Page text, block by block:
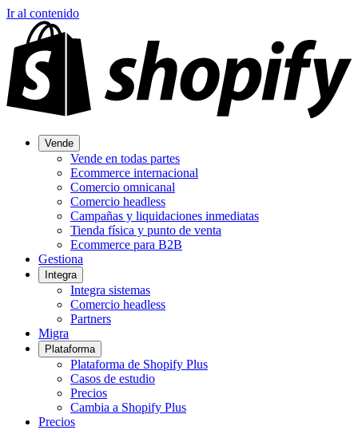
Ir al contenido
Vende
Vende en todas partes
Ecommerce internacional
Comercio omnicanal
Comercio headless
Campañas y liquidaciones inmediatas
Tienda física y punto de venta
Ecommerce para B2B
Gestiona
Integra
Integra sistemas
Comercio headless
Partners
Migra
Plataforma
Plataforma de Shopify Plus
Casos de estudio
Precios
Cambia a Shopify Plus
Precios